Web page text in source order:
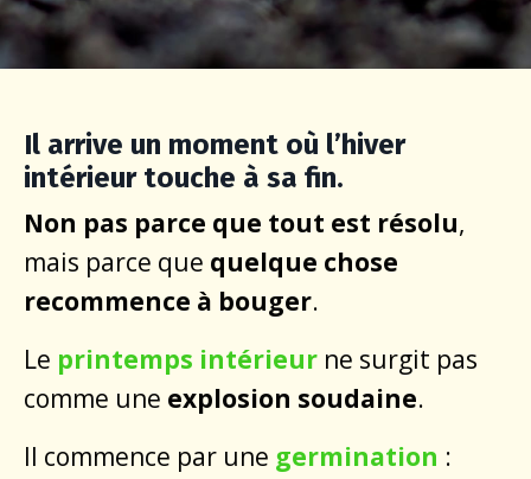
Il arrive un moment où l’hiver
intérieur touche à sa fin.
Non pas parce que tout est résolu,
mais parce que quelque chose
recommence à bouger.
Le printemps intérieur ne surgit pas
comme une explosion soudaine.
Il commence par une germination :